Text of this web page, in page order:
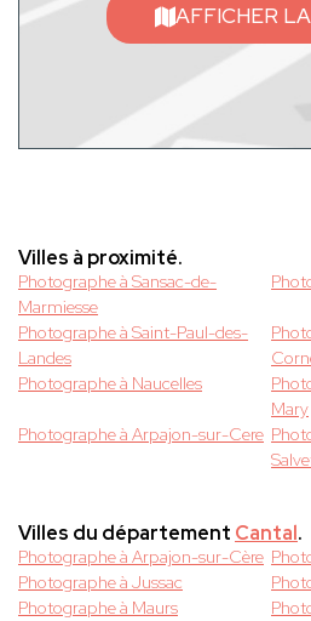
AFFICHER
Villes à proximité.
Photographe à Sansac-de-
Marmiesse
Photographe à Saint-Paul-des-
Landes
Photographe à Naucelles
Mary
Photographe à Arpajon-sur-Cere
Villes du département Cantal.
Photographe à Arpajon-sur-Cère
Photographe à Jussac
Photographe à Maurs